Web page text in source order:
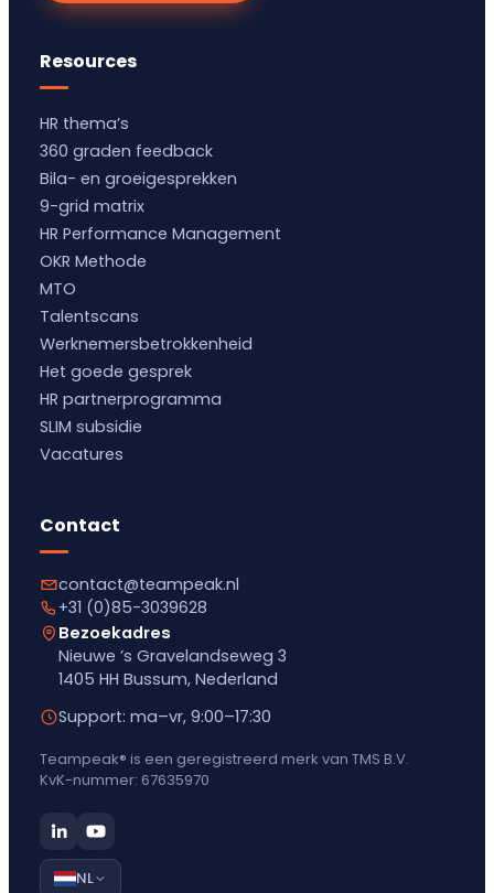
Resources
HR thema’s
360 graden feedback
Bila- en groeigesprekken
9-grid matrix
HR Performance Management
OKR Methode
MTO
Talentscans
Werknemersbetrokkenheid
Het goede gesprek
HR partnerprogramma
SLIM subsidie
Vacatures
Contact
contact@teampeak.nl
+31 (0)85-3039628
Bezoekadres
Nieuwe ’s Gravelandseweg 3
1405 HH Bussum, Nederland
Support: ma–vr, 9:00–17:30
Teampeak® is een geregistreerd merk van TMS B.V.
KvK-nummer: 67635970
NL